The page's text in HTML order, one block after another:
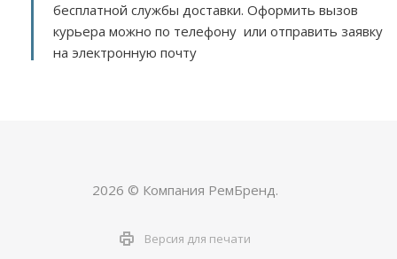
бесплатной службы доставки. Оформить вызов
курьера можно по телефону или отправить заявку
на электронную почту
2026 © Компания РемБренд.
Версия для печати